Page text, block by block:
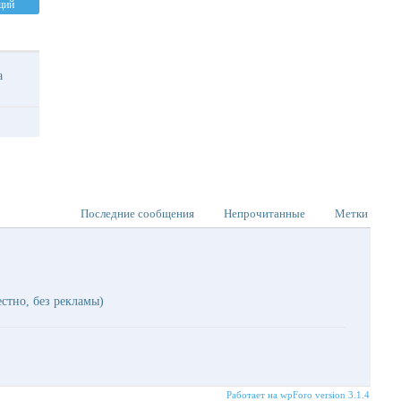
Последние сообщения Непрочитанные Метки
без рекламы)
Работает на wpForo version 3.1.4